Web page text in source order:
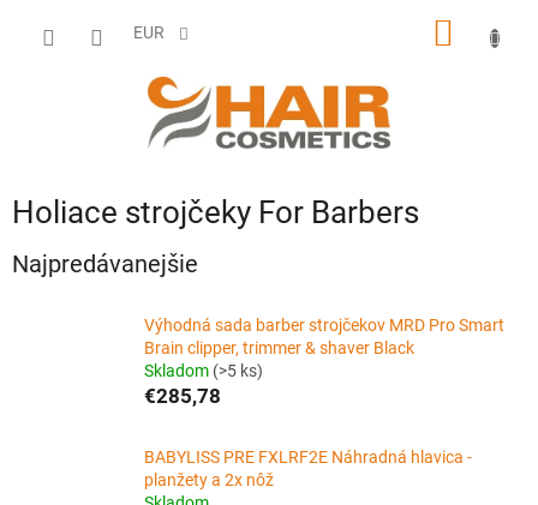
EUR
Holiace strojčeky For Barbers
Najpredávanejšie
Výhodná sada barber strojčekov MRD Pro Smart
Brain clipper, trimmer & shaver Black
Skladom (>5 ks)
€285,78
BABYLISS PRE FXLRF2E Náhradná hlavica -
planžety a 2x nôž